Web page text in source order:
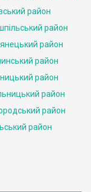
район
район
район
район
район
район
район
район